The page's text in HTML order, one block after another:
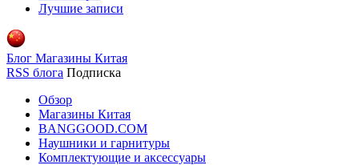
Лучшие записи
Блог Магазины Китая
RSS блога Подписка
Обзор
Магазины Китая
BANGGOOD.COM
Наушники и гарнитуры
Комплектующие и аксессуары